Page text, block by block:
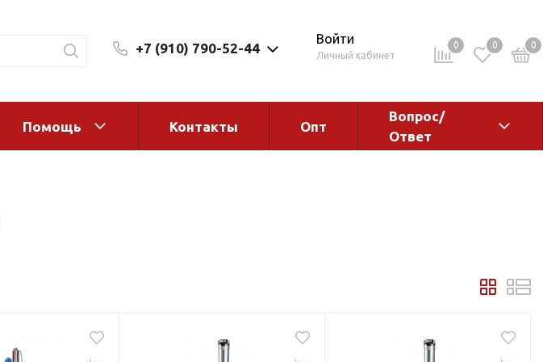
+7 (910) 790-52-44
Войти
Личный кабинет
0 0 0
Магистральные фильтры
Помощь Контакты Опт
Вопрос/
Ответ